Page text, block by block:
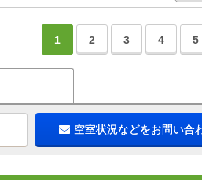
1 2 3 4 5
空室状況などをお問い合